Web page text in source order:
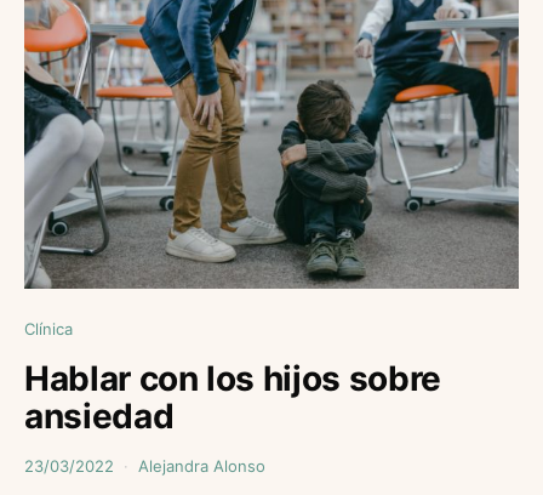
Clínica
Hablar con los hijos sobre
ansiedad
23/03/2022 Alejandra Alonso